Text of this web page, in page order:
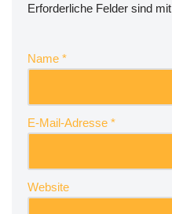
Erforderliche Felder sind mit
Name *
E-Mail-Adresse *
Website